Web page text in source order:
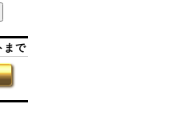
まで